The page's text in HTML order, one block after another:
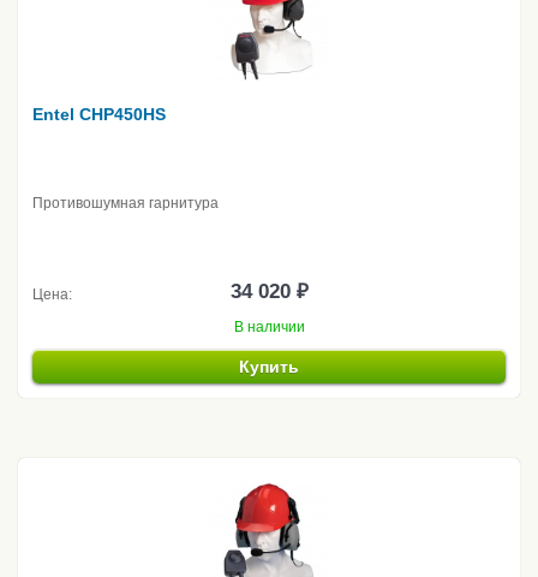
Entel CHP450HS
Противошумная гарнитура
Цена: 34 020 ₽
В наличии
Купить